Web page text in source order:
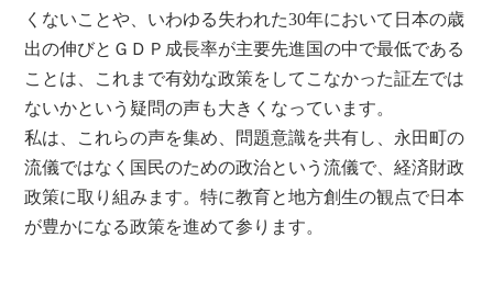
くないことや、いわゆる失われた30年において日本の歳
出の伸びとＧＤＰ成長率が主要先進国の中で最低である
ことは、これまで有効な政策をしてこなかった証左では
ないかという疑問の声も大きくなっています。
私は、これらの声を集め、問題意識を共有し、永田町の
流儀ではなく国民のための政治という流儀で、経済財政
政策に取り組みます。特に教育と地方創生の観点で日本
が豊かになる政策を進めて参ります。